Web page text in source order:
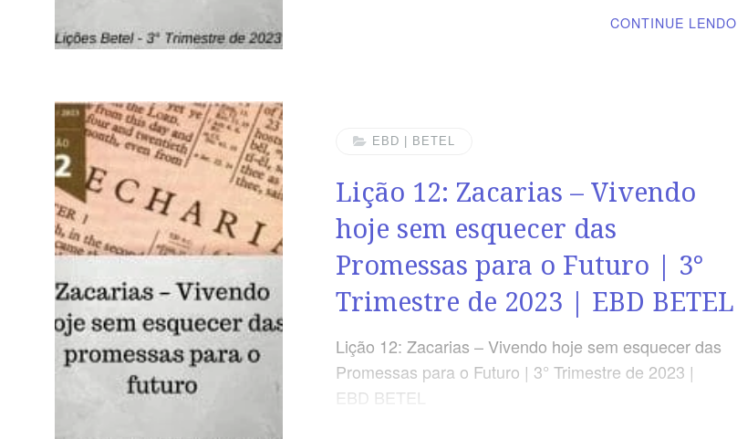
justo e o ímpio; entre o que serve a Deus e o que o
preciso permanente vigilância e andar em Espírito
para o discípulo
CONTINUE LENDO
EBD | BETEL
Lição 12: Zacarias – Vivendo
hoje sem esquecer das
Promessas para o Futuro | 3°
Trimestre de 2023 | EBD BETEL
Lição 12: Zacarias – Vivendo hoje sem esquecer das
Promessas para o Futuro | 3° Trimestre de 2023 |
EBD BETEL